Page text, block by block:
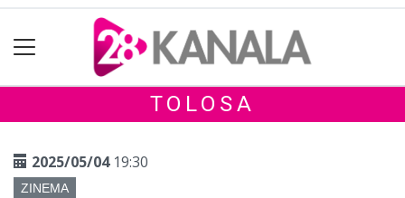
TOLOSA
2025/05/0419:30
ZINEMA